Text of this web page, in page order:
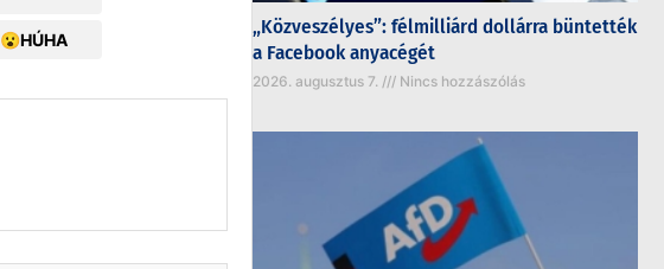
😮HÚHA
„Közveszélyes”: félmilliárd dollárra büntették
a Facebook anyacégét
2026. augusztus 7. Nincs hozzászólás